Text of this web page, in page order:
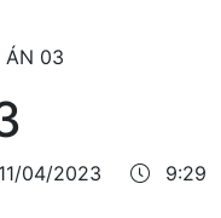
ÁN 03
11/04/2023 9:29